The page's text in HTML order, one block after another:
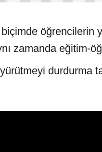
öğrencilerin
zamanda eğitim-
durdurma